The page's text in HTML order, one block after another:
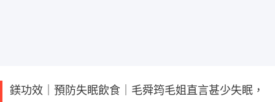
鎂功效｜預防失眠飲食｜毛舜筠毛姐直言甚少失眠，